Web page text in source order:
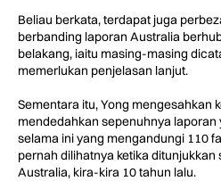
Beliau berkata, terdapat juga
berbanding laporan Australia
belakang, iaitu masing-masing
memerlukan penjelasan lanjut.
Sementara itu, Yong mengesahkan
mendedahkan sepenuhnya
selama ini yang mengandungi 110
pernah dilihatnya ketika
Australia, kira-kira 10 tahun lalu.